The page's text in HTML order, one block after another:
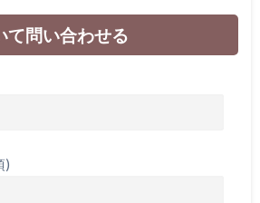
て問い合わせる
)